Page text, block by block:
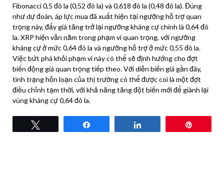
Fibonacci 0,5 đô la (0,52 đô la) và 0,618 đô la (0,48 đô la). Đúng
như dự đoán, áp lực mua đã xuất hiện tại ngưỡng hỗ trợ quan
trọng này, đẩy giá tăng trở lại ngưỡng kháng cự chính là 0,64 đô
la. XRP hiện vẫn nằm trong phạm vi quan trọng, với ngưỡng
kháng cự ở mức 0,64 đô la và ngưỡng hỗ trợ ở mức 0,55 đô la.
Việc bứt phá khỏi phạm vi này có thể sẽ định hướng cho đợt
biến động giá quan trọng tiếp theo. Với diễn biến giá gần đây,
tình trạng hỗn loạn của thị trường có thể được coi là một đợt
điều chỉnh tạm thời, với khả năng tăng đột biến mới để giành lại
vùng kháng cự 0,64 đô la.